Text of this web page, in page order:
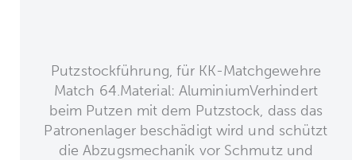
Putzstockführung, für KK-Matchgewehre
Match 64.Material: AluminiumVerhindert
beim Putzen mit dem Putzstock, dass das
Patronenlager beschädigt wird und schützt
die Abzugsmechanik vor Schmutz und